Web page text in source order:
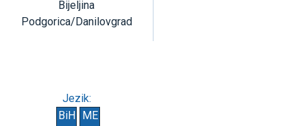
Bijeljina
Podgorica/Danilovgrad
Jezik:
BiH
ME